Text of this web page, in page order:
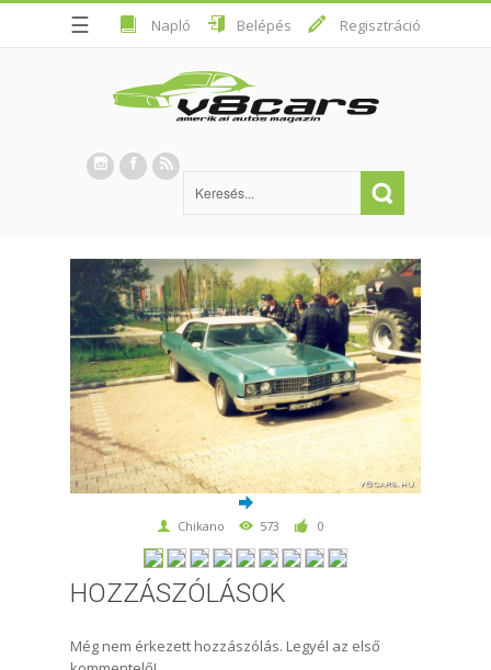
☰ Napló Belépés Regisztráció
Chikano 573 0
HOZZÁSZÓLÁSOK
Még nem érkezett hozzászólás. Legyél az első